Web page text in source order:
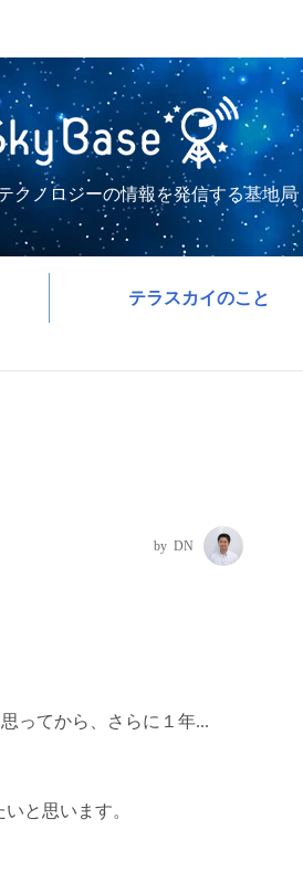
クノロジーの情報を発信する基地局
テラスカイのこと
DN
ってから、さらに１年...
と思います。